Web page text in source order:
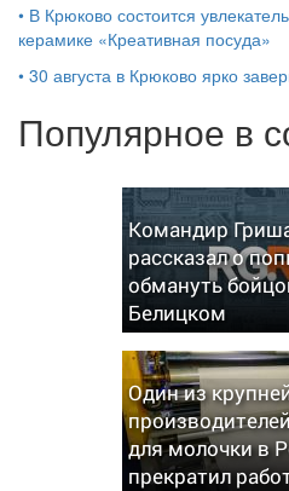
• В Крюково состоится
керамике «Креативная посуда»
• 30 августа в Крюково ярко
Популярное в
Командир
рассказал о
обмануть
Белицком
Один из
для молочки в
прекратил